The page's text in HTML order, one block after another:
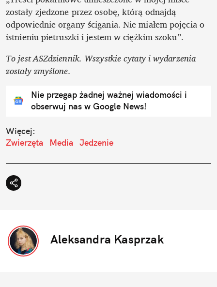
zostały zjedzone przez osobę, którą odnajdą
odpowiednie organy ścigania. Nie miałem pojęcia o
istnieniu pietruszki i jestem w ciężkim szoku”.
To jest ASZdziennik. Wszystkie cytaty i wydarzenia
zostały zmyślone.
Nie przegap żadnej ważnej wiadomości i
obserwuj nas w Google News!
Więcej:
Zwierzęta
Media Jedzenie
Aleksandra Kasprzak